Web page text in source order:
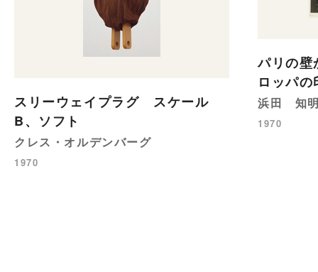
スリーウェイプラグ スケール
B、ソフト
クレス・オルデンバーグ
1970
パリの壁
ロッパ
浜田 知
1970